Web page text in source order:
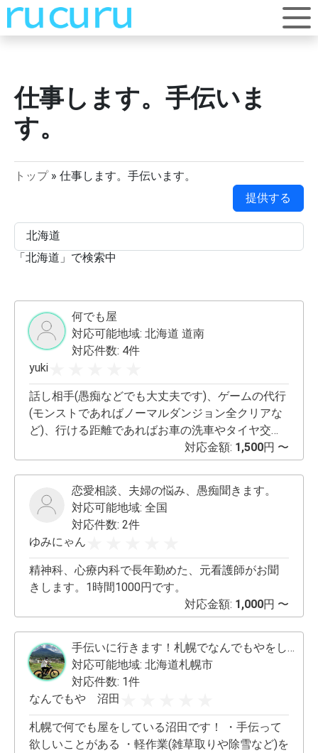
仕事します。手伝いま
す。
トップ» 仕事します。手伝います。
提供する
「北海道 」で検索中
何でも屋
対応可能地域: 北海道 道南
対応件数: 4件
yuki
話し相手(愚痴などでも大丈夫です)、ゲームの代行
(モンストであればノーマルダンジョン全クリアな
ど)、行ける距離であればお車の洗車やタイヤ交換
など、ネットショッピング代行対応金額: 1,500円 〜
恋愛相談、夫婦の悩み、愚痴聞きます。
対応可能地域: 全国
対応件数: 2件
ゆみにゃん
精神科、心療内科で長年勤めた、元看護師がお聞
きします。1時間1000円です。
対応金額: 1,000円 〜
手伝いに行きます！札幌でなんでもやをしています！
対応可能地域: 北海道札幌市
対応件数: 1件
なんでもや 沼田
札幌で何でも屋をしている沼田です！ ・手伝って
欲しいことがある ・軽作業(雑草取りや除雪など)を